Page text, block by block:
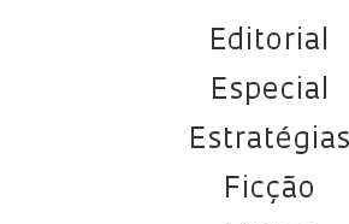
Editorial
Especial
Estratégias
Ficção